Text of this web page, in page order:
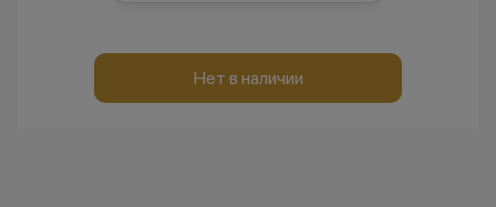
Нет в наличии